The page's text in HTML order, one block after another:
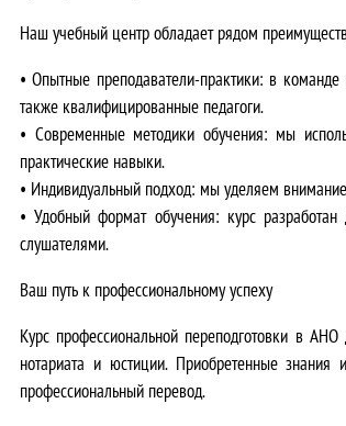
Наш учебный центр обладает рядом
•Опытные преподаватели-практики: в команде
также квалифицированные педагоги.
• Современные методики обучения: мы
практические навыки.
• Индивидуальный подход: мы уделяем
•Удобный формат обучения: курс
слушателями.
Ваш путь к профессиональному успеху
Курс профессиональной переподготовки в
нотариата и юстиции. Приобретенные
профессиональный перевод.